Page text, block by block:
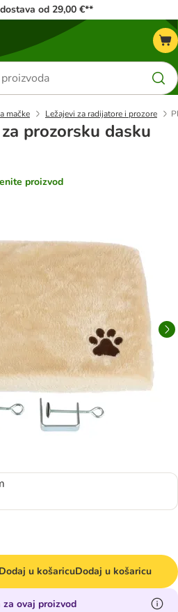
od 29,00 €**
mačke Ležajevi za radijatore i prozore
prozorsku dasku
proizvod
Dodaj u košaricuDodaj u košaricu
ovaj proizvod